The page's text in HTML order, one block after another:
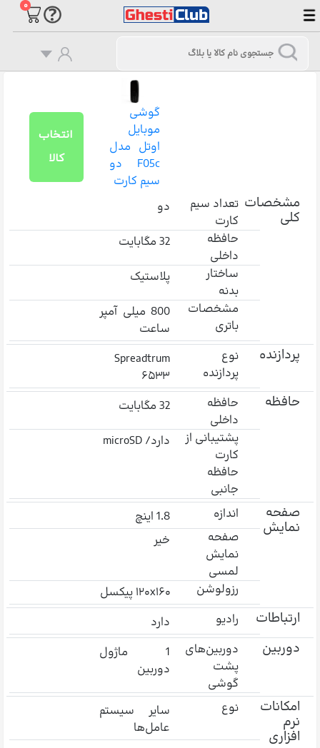
۰
انتخاب
کالا
گوشی
موبایل
اوتل مدل
F05c دو
سیم کارت
مشخصات
کلی
تعداد سیم
کارت
دو
حافظه
داخلی
32 مگابایت
ساختار
بدنه
پلاستیک
مشخصات
باتری
800 میلی‌ آمپر
ساعت
پردازنده
نوع
پردازنده
Spreadtrum
۶۵۳۳
حافظه
حافظه
داخلی
32 مگابایت
پشتیبانی از
کارت
حافظه
جانبی
دارد/ microSD
صفحه
نمایش
اندازه
1.8 اینچ
صفحه
نمایش
لمسی
خیر
رزولوشن ۱۲۰x۱۶۰ پیکسل
ارتباطات رادیو دارد
دوربین
دوربین‌های
پشت
گوشی
1 ماژول
دوربین
امکانات
نرم
افزاری
نوع
سایر سیستم
عامل‌ها